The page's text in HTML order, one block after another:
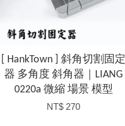
[ HankTown ] 斜角切割固定
器 多角度 斜角器｜LIANG
0220a 微縮 場景 模型
NT$ 270